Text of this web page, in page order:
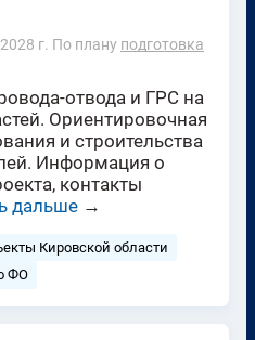
г. По плану подготовка
отвода и ГРС на
Ориентировочная
и строительства
Информация о
контакты
дальше →
Кировской области
ФО